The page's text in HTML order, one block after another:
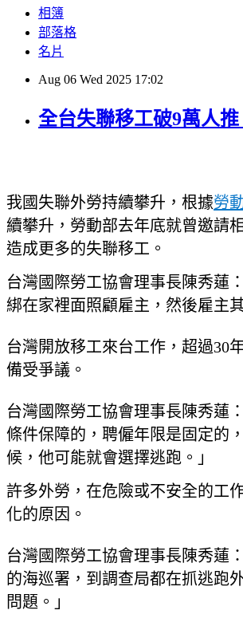
相簿
部落格
名片
Aug 06 Wed 2025 17:02
全台失聯移工破9萬人
我國失聯外勞持續攀升，根據勞
續攀升，勞動部去年底就曾邀請
造成更多的失聯移工。
台灣國際勞工協會理事長陳秀蓮
綁在家裡面照顧雇主，然後雇主
台灣開放移工來台工作，超過30
備受爭議。
台灣國際勞工協會理事長陳秀蓮
條件保障的，聘僱年限是固定的
候，他可能就會選擇逃跑。」
許多外勞，在危險或不安全的工
化的原因。
台灣國際勞工協會理事長陳秀蓮
的海巡署，到調查局都在抓逃跑
問題。」